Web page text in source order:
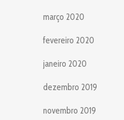
março 2020
fevereiro 2020
janeiro 2020
dezembro 2019
novembro 2019